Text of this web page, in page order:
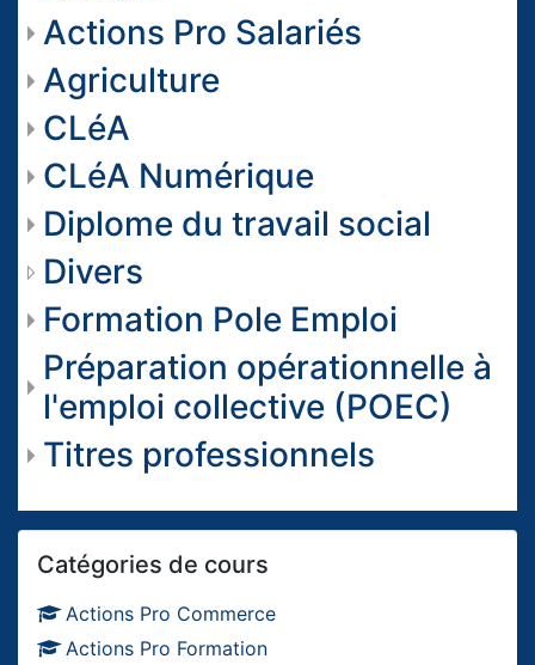
Actions Pro Salariés
Agriculture
CLéA
CLéA Numérique
Diplome du travail social
Divers
Formation Pole Emploi
Préparation opérationnelle à
l'emploi collective (POEC)
Titres professionnels
Catégories de cours
Actions Pro Commerce
Actions Pro Formation